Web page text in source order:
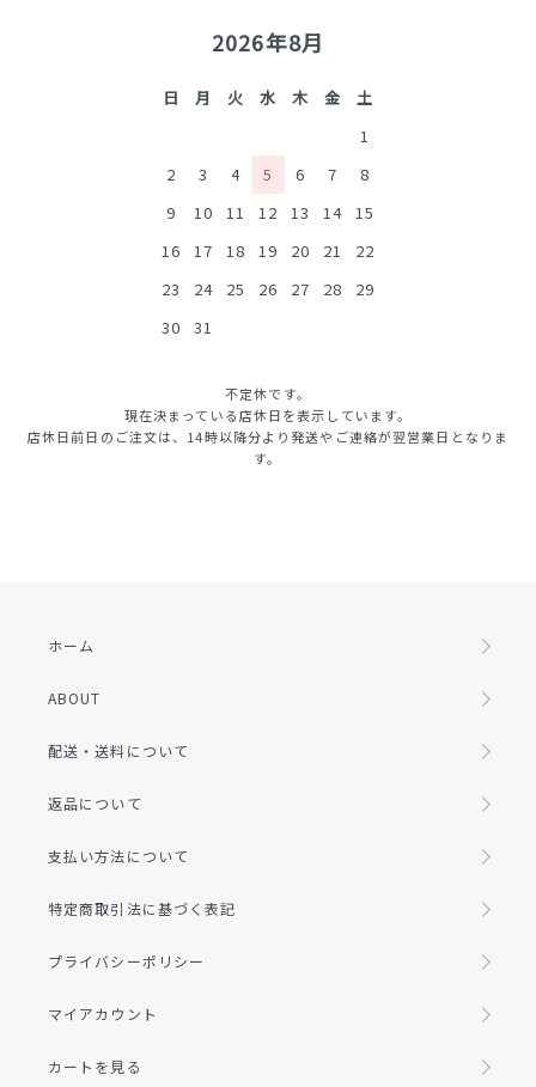
2026年8月
日 月 火 水 木 金
土
1
2
3 4 5 6 7
8
9
10 11 12 13 14 15
16
17 18 19 20 21
22
23
24 25 26 27 28
29
30
31
不定休です。
現在決まっている店休日を表示しています。
店休日前日のご注文は、14時以降分より発送やご連絡が翌営業日となりま
す。
ホーム
ABOUT
配送・送料について
返品について
支払い方法について
特定商取引法に基づく表記
プライバシーポリシー
マイアカウント
カートを見る